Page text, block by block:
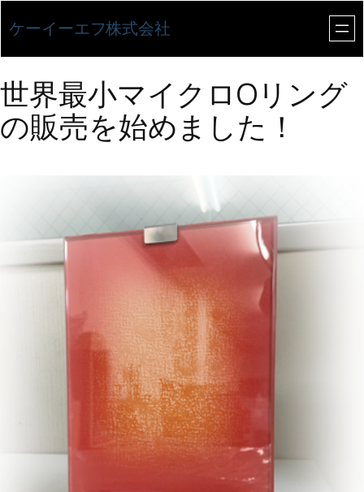
を
ス
キ
ケーイーエフ株式会社
世界最小マイクロOリング
の販売を始めました！